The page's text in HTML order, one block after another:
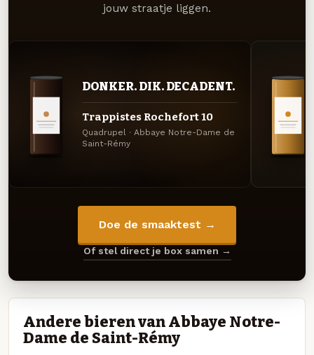
jouw straatje liggen.
DONKER. DIK. DECADENT.
Trappistes Rochefort 10
Quadrupel · Abbaye Notre-Dame de
Saint-Rémy
Doe de smaaktest →
Of stel direct je box samen →
Andere bieren van Abbaye Notre-
Dame de Saint-Rémy